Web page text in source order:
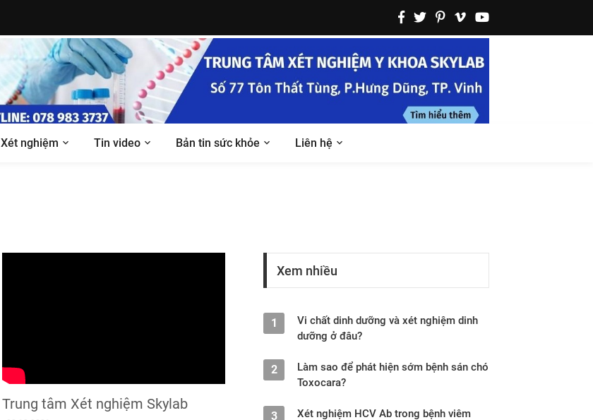
Xét nghiệm Tin video Bản tin sức khỏe Liên hệ
Trung tâm Xét nghiệm Skylab
Xem nhiều
1
Vi chất dinh dưỡng và xét nghiệm dinh
dưỡng ở đâu?
2
Làm sao để phát hiện sớm bệnh sán chó
Toxocara?
3
Xét nghiệm HCV Ab trong bệnh viêm